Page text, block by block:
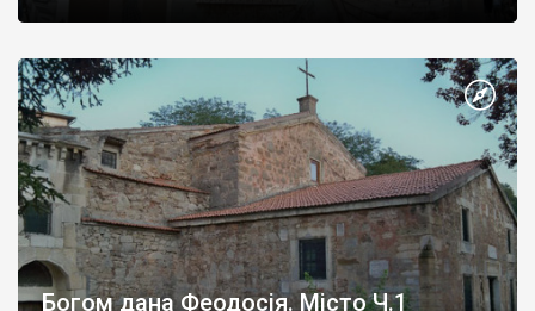
Богом дана Феодосія. Місто Ч.1